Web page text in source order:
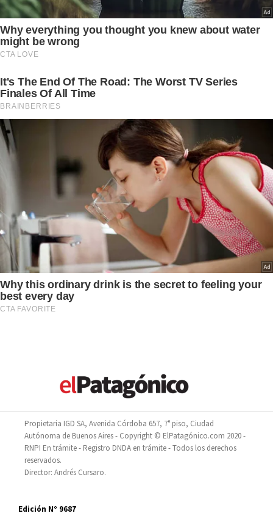
Propietaria IGD SA, Avenida Córdoba 657, 7° piso, Ciudad
Autónoma de Buenos Aires - Copyright © ElPatagónico.com 2020 -
RNPI En trámite - Registro DNDA en trámite - Todos los derechos
reservados.
Director: Andrés Cursaro.
Edición N° 9687